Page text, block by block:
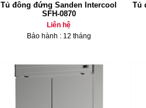
Tủ đông đứng Sanden Intercool
SFH-0870
Liên hệ
Bảo hành : 12 tháng
Tủ